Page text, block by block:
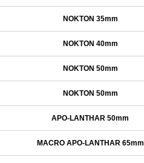
NOKTON 35mm
NOKTON 40mm
NOKTON 50mm
NOKTON 50mm
APO-LANTHAR 50mm
MACRO APO-LANTHAR 65mm